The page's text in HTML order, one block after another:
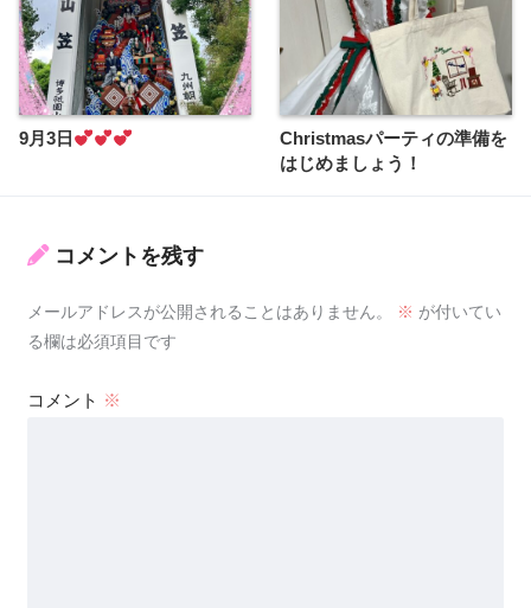
9月3日
Christmasパーティの準備を
はじめましょう！
コメントを残す
メールアドレスが公開されることはありません。 ※ が付いてい
る欄は必須項目です
コメント ※